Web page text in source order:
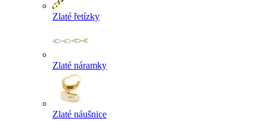
Zlaté řetízky
Zlaté náramky
Zlaté náušnice